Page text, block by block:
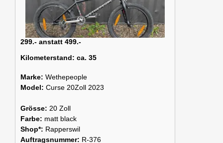
299.- anstatt 499.-
Kilometerstand: ca. 35
Marke: Wethepeople
Model: Curse 20Zoll 2023
Grösse: 20 Zoll
Farbe: matt black
Shop*: Rapperswil
Auftragsnummer: R-376